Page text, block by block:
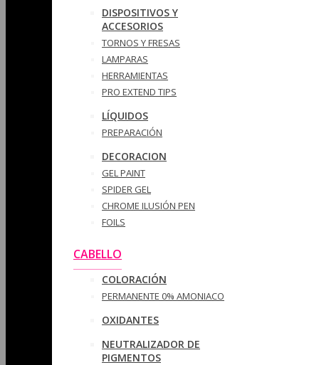
DISPOSITIVOS Y
ACCESORIOS
TORNOS Y FRESAS
LAMPARAS
HERRAMIENTAS
PRO EXTEND TIPS
LÍQUIDOS
PREPARACIÓN
DECORACION
GEL PAINT
SPIDER GEL
CHROME ILUSIÓN PEN
FOILS
CABELLO
COLORACIÓN
PERMANENTE 0% AMONIACO
OXIDANTES
NEUTRALIZADOR DE
PIGMENTOS